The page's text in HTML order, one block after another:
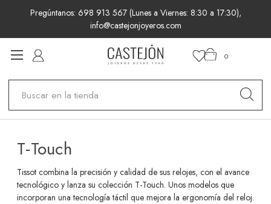
Pregúntanos: 698 913 567 (Lunes a Viernes: 8:30 a 17:30),
info@castejonjoyeros.com
0
T-Touch
Tissot combina la precisión y calidad de sus relojes, con el avance
tecnológico y lanza su colección T-Touch. Unos modelos que
incorporan una tecnología táctil que mejora la ergonomía del reloj.